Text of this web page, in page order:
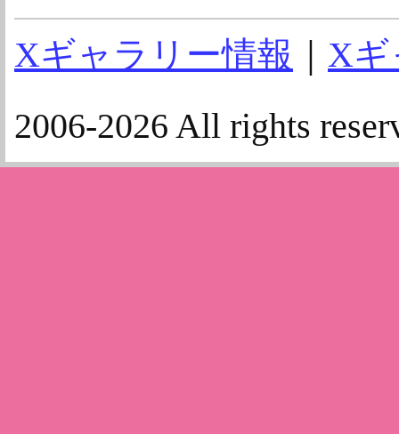
Xギャラリー情報
Xギ
2006-2026 All rights